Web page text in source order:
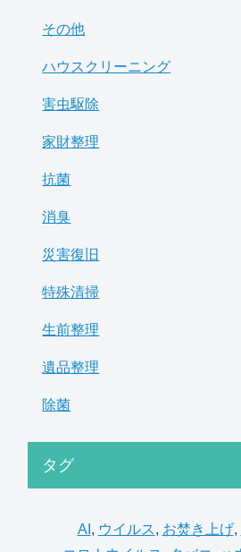
その他
ハウスクリーニング
害虫駆除
家財整理
抗菌
消臭
災害復旧
特殊清掃
生前整理
遺品整理
除菌
タグ
AI , ウイルス, お焚き上げ,